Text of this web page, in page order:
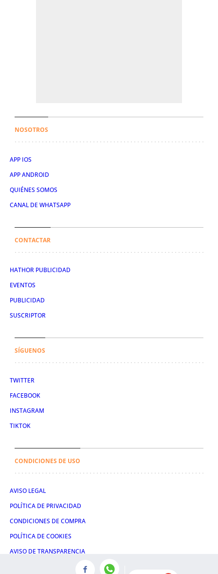
NOSOTROS
APP IOS
APP ANDROID
QUIÉNES SOMOS
CANAL DE WHATSAPP
CONTACTAR
HATHOR PUBLICIDAD
EVENTOS
PUBLICIDAD
SUSCRIPTOR
SÍGUENOS
TWITTER
FACEBOOK
INSTAGRAM
TIKTOK
CONDICIONES DE USO
AVISO LEGAL
POLÍTICA DE PRIVACIDAD
CONDICIONES DE COMPRA
POLÍTICA DE COOKIES
AVISO DE TRANSPARENCIA